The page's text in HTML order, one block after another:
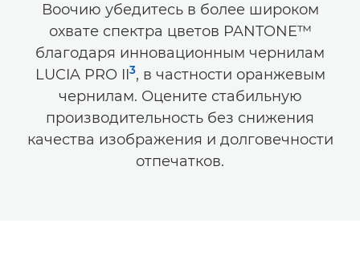
Воочию убедитесь в более широком
охвате спектра цветов PANTONE™
благодаря инновационным чернилам
LUCIA PRO II3, в частности оранжевым
чернилам. Оцените стабильную
производительность без снижения
качества изображения и долговечности
отпечатков.